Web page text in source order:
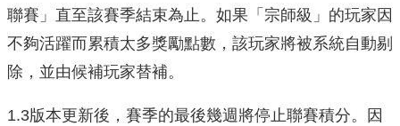
聯賽」直至該賽季結束為止。如果「宗師級」的玩家因
不夠活躍而累積太多獎勵點數，該玩家將被系統自動剔
除，並由候補玩家替補。
1.3版本更新後，賽季的最後幾週將停止聯賽積分。因